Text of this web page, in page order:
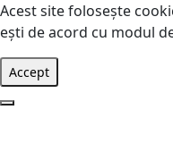
Acest site foloseşte
eşti de acord cu modul
Accept